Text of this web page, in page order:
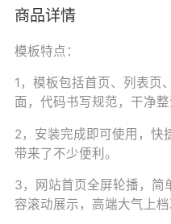
所有建设开发工作 节省客户的
商品详情
模板特点：
1，模板包括首页、列表页
面，代码书写规范，干净整
2，安装完成即可使用，快
带来了不少便利。
3，网站首页全屏轮播，简
容滚动展示，高端大气上档